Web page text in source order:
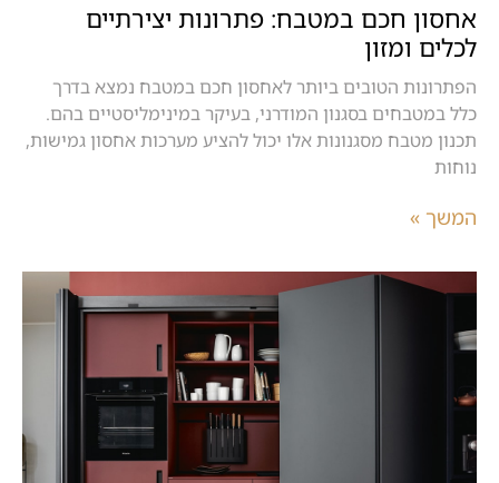
אחסון חכם במטבח: פתרונות יצירתיים
לכלים ומזון
הפתרונות הטובים ביותר לאחסון חכם במטבח נמצא בדרך
כלל במטבחים בסגנון המודרני, בעיקר במינימליסטיים בהם.
תכנון מטבח מסגנונות אלו יכול להציע מערכות אחסון גמישות,
נוחות
המשך »